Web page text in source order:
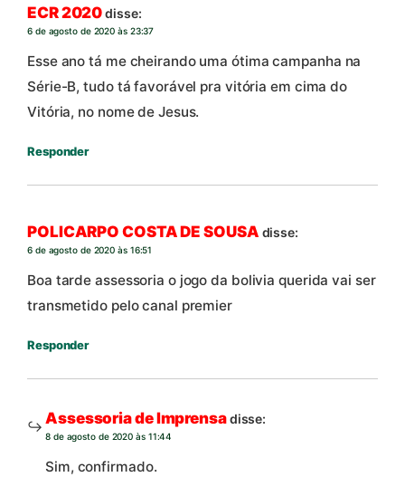
ECR 2020disse:
6 de agosto de 2020 às 23:37
Esse ano tá me cheirando uma ótima campanha na
Série-B, tudo tá favorável pra vitória em cima do
Vitória, no nome de Jesus.
Responder
POLICARPO COSTA DE SOUSA disse:
6 de agosto de 2020 às 16:51
Boa tarde assessoria o jogo da bolivia querida vai ser
transmetido pelo canal premier
Responder
Assessoria de Imprensadisse:
8 de agosto de 2020 às 11:44
Sim, confirmado.